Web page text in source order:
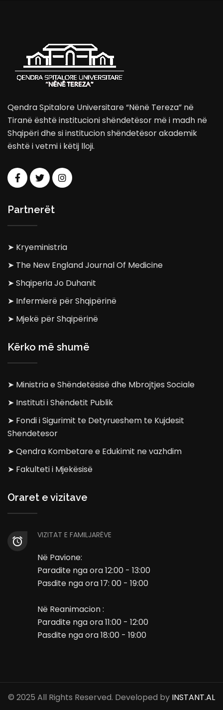
Qendra Spitalore Universitare “Nënë Tereza” në
Tiranë është institucioni shëndetësor më i madh në
Shqipëri dhe si institucion shëndetësor akademik
është i vetmi i këtij lloji.
Partnerët
➤ Kryeministria
➤ The New England Journal Of Medicine
➤ Shqiperia Jo Duhanit
➤ Infermierë për Shqipërinë
➤ Mjekë për Shqipërinë
Kërko më shumë
➤ Ministria e Shëndetësisë dhe Mbrojtjes Sociale
➤ Instituti i Shëndetit Publik
➤ Fondi i Sigurimit te Detyrueshem te Kujdesit
Shendetesor
➤ Qendra Kombetare e Edukimit ne vazhdim
➤ Fakulteti i Mjekësisë
Oraret e vizitave
VIZITAT E FAMILJARËVE
Në Pavione:
Paradite nga ora 12:00 - 13:00
Pasdite nga ora 17: 00 - 19:00
Në Reanimacion :
Paradite nga ora 11:00 - 12:00
Pasdite nga ora 18:00 - 19:00
© 2025 All Rights Reserved. Developed by INSTANT.AL